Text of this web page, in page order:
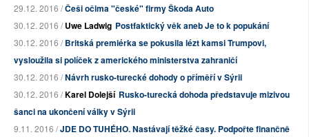
29.12. 2016 /Češi očima "české" firmy Škoda Auto
30.12. 2016 /Uwe Ladwig Postfaktický věk aneb Je to k popukání
30.12. 2016 /Britská premiérka se pokusila lézt kamsi Trumpovi,
vysloužila si políček z amerického ministerstva zahraničí
30.12. 2016 /Návrh rusko-turecké dohody o příměří v Sýrii
30.12. 2016 /Karel Dolejší Rusko-turecká dohoda představuje mizivou
šanci na ukončení války v Sýrii
9.11. 2016 /JDE DO TUHÉHO. Nastávají těžké časy. Podpořte finančně